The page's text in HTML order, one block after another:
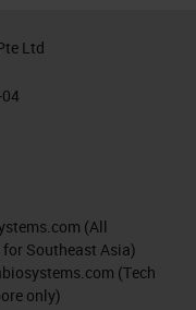
Ltd
(All
Southeast Asia)
(Tech
only)